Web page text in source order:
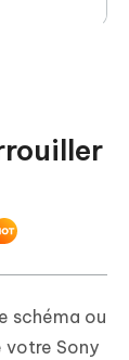
le
d'un
schéma ou
votre Sony